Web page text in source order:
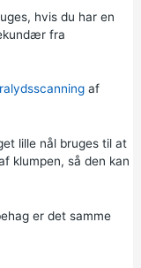
hvis du har en
fra
af
lille nål bruges til at
klumpen, så den kan
er det samme